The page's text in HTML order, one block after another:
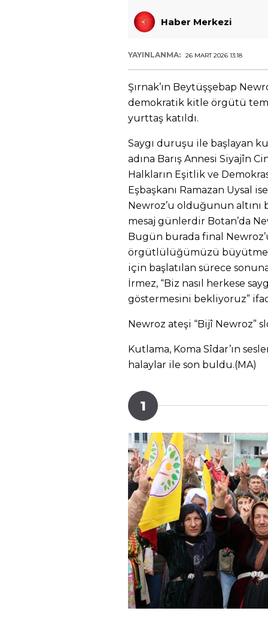
Haber Merkezi
YAYINLANMA: 26 MART 2026 13:18
Şırnak’ın Beytüşşebap
demokratik kitle örgütü
yurttaş katıldı.
Saygı duruşu ile başlayan
adına Barış Annesi Siyajîn
Halkların Eşitlik ve
Eşbaşkanı Ramazan Uysal
Newroz’u olduğunun
mesaj günlerdir Botan’da
Bugün burada final
örgütlülüğümüzü
için başlatılan sürece
İrmez, “Biz nasıl herkese
göstermesini bekliyoruz”
Newroz ateşi “Bijî Newroz”
Kutlama, Koma Sîdar’ın
halaylar ile son buldu.(MA)
1